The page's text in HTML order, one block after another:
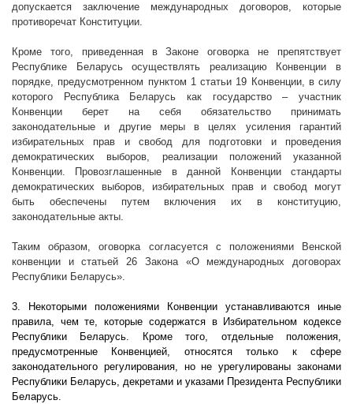
допускается заключение международных договоров, которые
противоречат Конституции.
Кроме того, приведенная в Законе оговорка не препятствует
Республике Беларусь осуществлять реализацию Конвенции в
порядке, предусмотренном пунктом 1 статьи 19 Конвенции, в силу
которого Республика Беларусь как государство – участник
Конвенции берет на себя обязательство принимать
законодательные и другие меры в целях усиления гарантий
избирательных прав и свобод для подготовки и проведения
демократических выборов, реализации положений указанной
Конвенции. Провозглашенные в данной Конвенции стандарты
демократических выборов, избирательных прав и свобод могут
быть обеспечены путем включения их в конституцию,
законодательные акты.
Таким образом, оговорка согласуется с положениями Венской
конвенции и статьей 26 Закона «О международных договорах
Республики Беларусь».
3. Некоторыми положениями Конвенции устанавливаются иные
правила, чем те, которые содержатся в Избирательном кодексе
Республики Беларусь. Кроме того, отдельные положения,
предусмотренные Конвенцией, относятся только к сфере
законодательного регулирования, но не урегулированы законами
Республики Беларусь, декретами и указами Президента Республики
Беларусь.